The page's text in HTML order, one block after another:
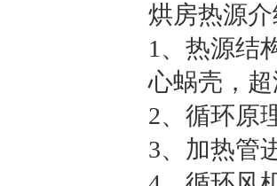
烘房热源
1、热源结
心蜗壳，
2、循环原
3、加热管